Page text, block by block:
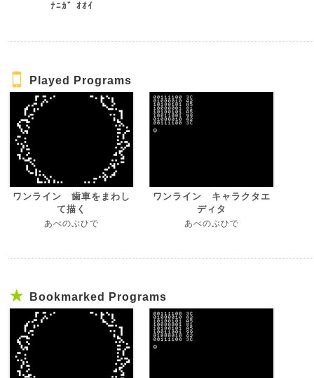
ﾅﾆｶﾞ ｵｵｲ
Played Programs
ワンライン 歯車をまわし
て描く
あべのぶひで
ワンライン キャラクタエ
ディタ
あべのぶひで
Bookmarked Programs